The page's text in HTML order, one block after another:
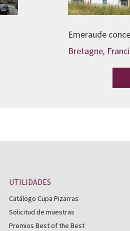
Emeraude
Bretagne,
UTILIDADES
Catálogo Cupa Pizarras
Solicitud de muestras
Premios Best of the Best